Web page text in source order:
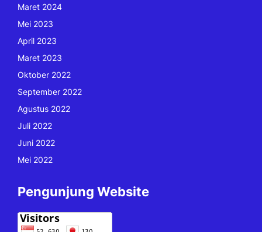
Maret 2024
Mei 2023
April 2023
Maret 2023
Oktober 2022
September 2022
Agustus 2022
Juli 2022
Juni 2022
Mei 2022
Pengunjung Website